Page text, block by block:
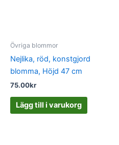
Övriga blommor
Nejlika, röd, konstgjord
blomma, Höjd 47 cm
75.00kr
Lägg till i varukorg